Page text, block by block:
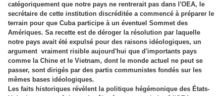
catégoriquement que notre pays ne rentrerait pas dans l'OEA, le
secrétaire de cette institution discréditée a commencé à préparer le
terrain pour que Cuba participe à un éventuel Sommet des
Amériques. Sa recette est de déroger la résolution par laquelle
notre pays avait été expulsé pour des raisons idéologiques, un
argument vraiment risible aujourd'hui que d'importants pays
comme la Chine et le Vietnam, dont le monde actuel ne peut se
passer, sont dirigés par des partis communistes fondés sur les
mêmes bases idéologiques.
Les faits historiques révèlent la politique hégémonique des États-